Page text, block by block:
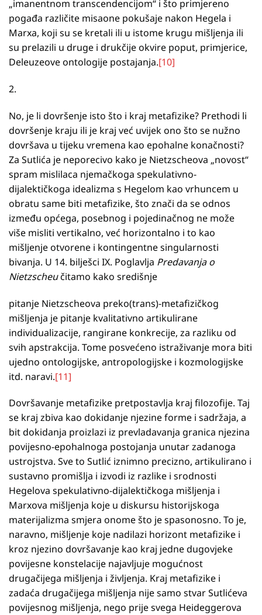
„imanentnom transcendencijom“ i što primjereno
pogađa različite misaone pokušaje nakon Hegela i
Marxa, koji su se kretali ili u istome krugu mišljenja ili
su prelazili u druge i drukčije okvire poput, primjerice,
Deleuzeove ontologije postajanja.[10]
2.
No, je li dovršenje isto što i kraj metafizike? Prethodi li
dovršenje kraju ili je kraj već uvijek ono što se nužno
dovršava u tijeku vremena kao epohalne konačnosti?
Za Sutlića je neporecivo kako je Nietzscheova „novost“
spram mislilaca njemačkoga spekulativno-
dijalektičkoga idealizma s Hegelom kao vrhuncem u
obratu same biti metafizike, što znači da se odnos
između općega, posebnog i pojedinačnog ne može
više misliti vertikalno, već horizontalno i to kao
mišljenje otvorene i kontingentne singularnosti
bivanja. U 14. bilješci IX. Poglavlja Predavanja o
Nietzscheučitamo kako središnje
pitanje Nietzscheova preko(trans)-metafizičkog
mišljenja je pitanje kvalitativno artikulirane
individualizacije, rangirane konkrecije, za razliku od
svih apstrakcija. Tome posvećeno istraživanje mora biti
ujedno ontologijske, antropologijske i kozmologijske
itd. naravi.[11]
Dovršavanje metafizike pretpostavlja kraj filozofije. Taj
se kraj zbiva kao dokidanje njezine forme i sadržaja, a
bit dokidanja proizlazi iz prevladavanja granica njezina
povijesno-epohalnoga postojanja unutar zadanoga
ustrojstva. Sve to Sutlić iznimno precizno, artikulirano i
sustavno promišlja i izvodi iz razlike i srodnosti
Hegelova spekulativno-dijalektičkoga mišljenja i
Marxova mišljenja koje u diskursu historijskoga
materijalizma smjera onome što je spasonosno. To je,
naravno, mišljenje koje nadilazi horizont metafizike i
kroz njezino dovršavanje kao kraj jedne dugovjeke
povijesne konstelacije najavljuje mogućnost
drugačijega mišljenja i življenja. Kraj metafizike i
zadaća drugačijega mišljenja nije samo stvar Sutlićeva
povijesnog mišljenja, nego prije svega Heideggerova